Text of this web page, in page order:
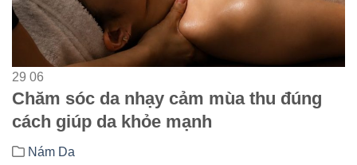
29 06
Chăm sóc da nhạy cảm mùa thu đúng
cách giúp da khỏe mạnh
Nám Da